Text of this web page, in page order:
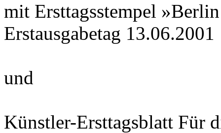
mit Ersttagsstempel
Erstausgabetag
und
Künstler-Ersttagsblatt Für